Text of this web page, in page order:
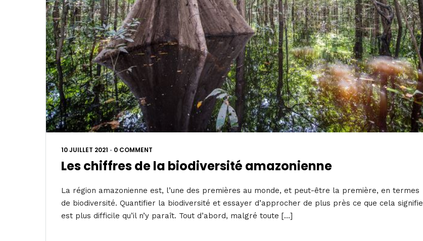
10 JUILLET 2021 • 0 COMMENT
Les chiffres de la biodiversité amazonienne
La région amazonienne est, l’une des premières au monde, et peut-être la première, en termes
de biodiversité. Quantifier la biodiversité et essayer d’approcher de plus près ce que cela signifie
est plus difficile qu’il n’y paraît. Tout d’abord, malgré toute […]